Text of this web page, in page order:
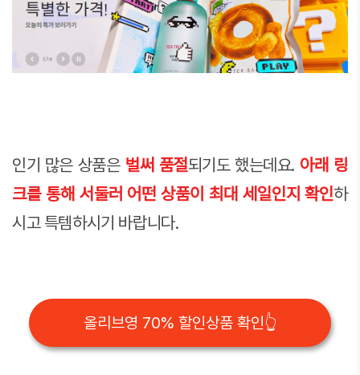
인기 많은 상품은 벌써 품절되기도 했는데요. 아래 링
크를 통해 서둘러 어떤 상품이 최대 세일인지 확인하
시고 특템하시기 바랍니다.
올리브영 70% 할인상품 확인👆